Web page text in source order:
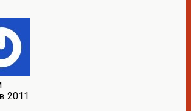
2011